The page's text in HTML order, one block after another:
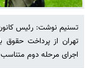
تسنیم نوشت: رئیس
اجرای مرحله دوم متناسب سازی تا ۱۵ روز